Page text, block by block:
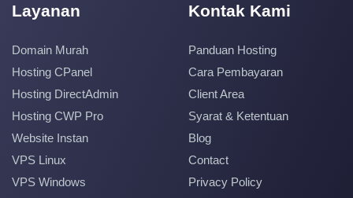
Layanan
Domain Murah
Hosting CPanel
Hosting DirectAdmin
Hosting CWP Pro
Website Instan
VPS Linux
VPS Windows
Kontak Kami
Panduan Hosting
Cara Pembayaran
Client Area
Syarat & Ketentuan
Blog
Contact
Privacy Policy